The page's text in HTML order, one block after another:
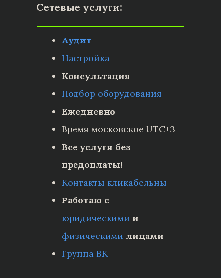
Сетевые услуги:
Аудит
Настройка
Консультация
Подбор оборудования
Ежедневно
Время московское UTC+3
Все услуги без
предоплаты!
Контакты кликабельны
Работаю с
юридическими и
физическими лицами
Группа ВК